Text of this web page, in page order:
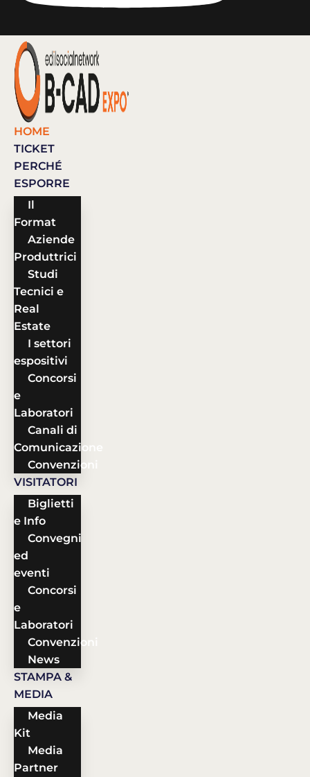
HOME
TICKET
PERCHÉ
ESPORRE
Il
Format
Aziende
Produttrici
Studi
Tecnici e
Real
Estate
I settori
espositivi
Concorsi
e
Laboratori
Canali di
Comunicazione
Convenzioni
VISITATORI
Biglietti
e Info
Convegni
ed
eventi
Concorsi
e
Laboratori
Convenzioni
News
STAMPA &
MEDIA
Media
Kit
Media
Partner